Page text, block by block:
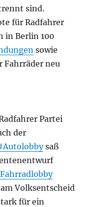
sind.
für Radfahrer
in Berlin 100
sowie
Fahrräder neu
Partei
der
saß
Volksentscheid
für ein